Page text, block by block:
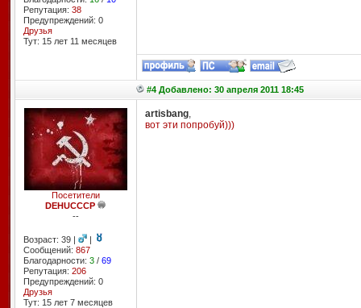
Репутация: 38
Предупреждений: 0
Друзья
Тут: 15 лет 11 месяцев
#4 Добавлено: 30 апреля 2011 18:45
Посетители
DEHUCCCP
--
Возраст: 39 |
|
Сообщений: 867
Благодарности: 3/ 69
Репутация: 206
Предупреждений: 0
Друзья
Тут: 15 лет 7 месяцев
artisbang,
вот эти попробуй)))